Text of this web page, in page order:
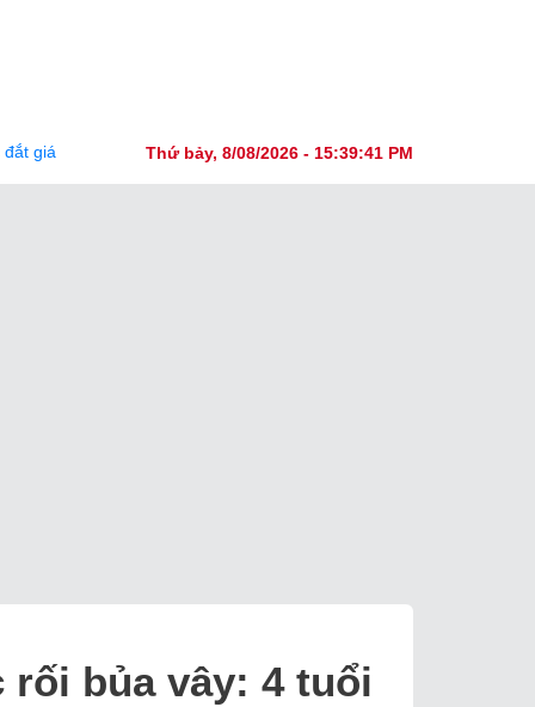
Thứ bảy, 8/08/2026 - 15:39:43 PM
Tài Chính Đằng Sau "Cơn Sốt" Trà Sữa Nhượng Quyền: Lợi Nhuận
rối bủa vây: 4 tuổi